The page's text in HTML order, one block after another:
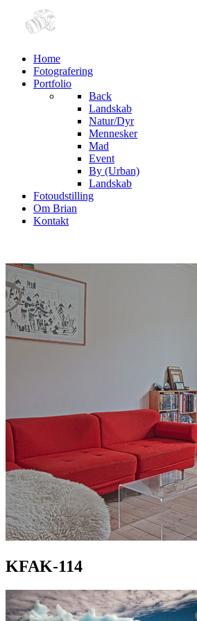
Home
Fotografering
Portfolio
Back
Landskab
Natur/Dyr
Mennesker
Mad
Event
By (Urban)
Landskab
Fotoudstilling
Om Brian
Kontakt
KFAK-114